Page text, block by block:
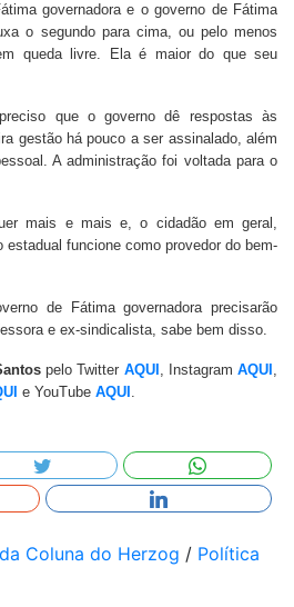
governadora e o governo de Fátima
o segundo para cima, ou pelo menos
queda livre. Ela é maior do que seu
que o governo dê respostas às
gestão há pouco a ser assinalado, além
A administração foi voltada para o
mais e mais e, o cidadão em geral,
estadual funcione como provedor do bem-
de Fátima governadora precisarão
e ex-sindicalista, sabe bem disso.
pelo Twitter AQUI , InstagramAQUI ,
e YouTube AQUI .
Coluna do Herzog / Política